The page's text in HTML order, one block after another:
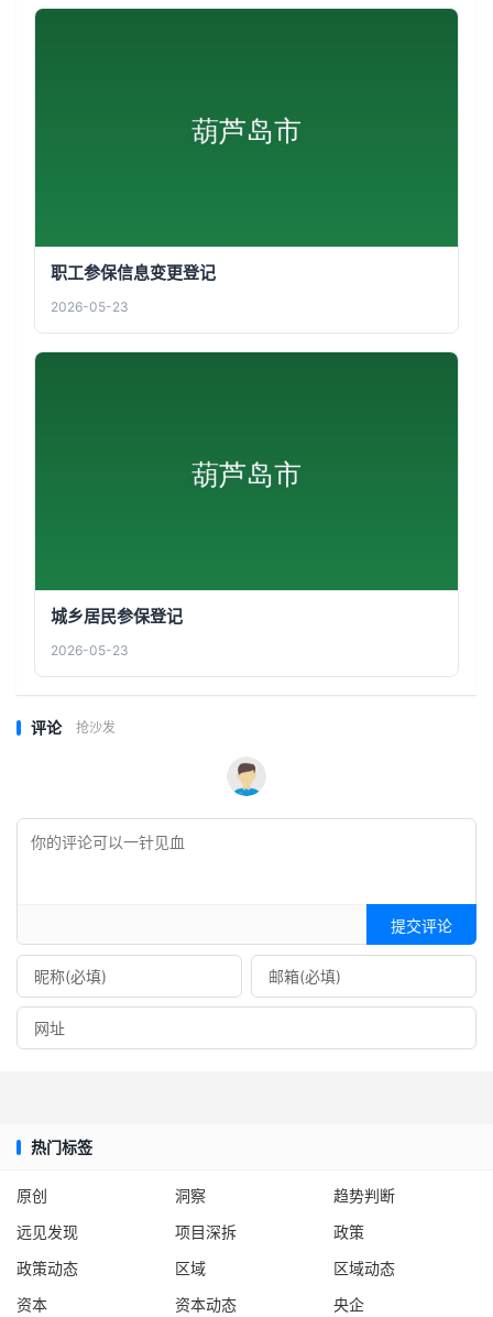
职工参保信息变更登记
2026-05-23
城乡居民参保登记
2026-05-23
评论 抢沙发
提交评论
热门标签
原创 洞察
趋势判断
远见发现
项目深拆
政策
政策动态
区域
区域动态
资本
资本动态 央企